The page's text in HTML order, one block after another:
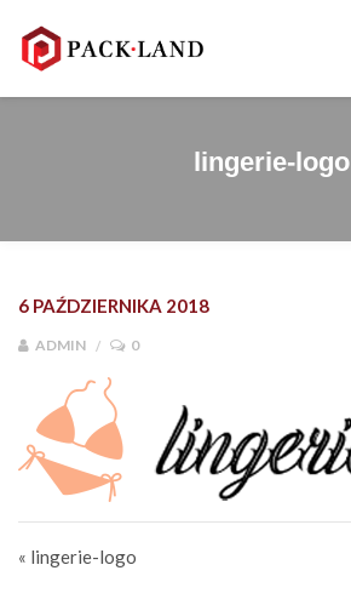
lingerie-logo
6 PAŹDZIERNIKA 2018
ADMIN 0
« lingerie-logo